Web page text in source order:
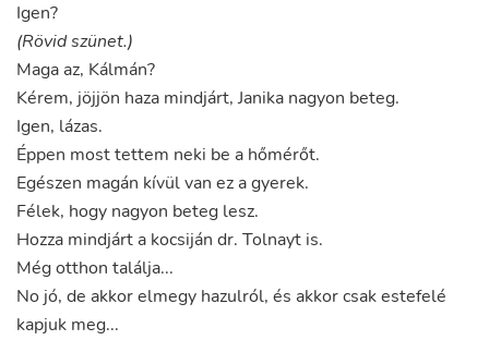
Igen?
(Rövid szünet.)
Maga az, Kálmán?
Kérem, jöjjön haza mindjárt, Janika nagyon beteg.
Igen, lázas.
Éppen mosttettem neki be a hőmérőt.
Egészen magán kívülvan ez agyerek.
Félek, hogy nagyon beteg lesz.
Hozza mindjárt a kocsiján dr. Tolnayt is.
Mégotthon találja...
No jó, de akkorelmegy hazulról, és akkorcsakestefelé
kapjuk meg...